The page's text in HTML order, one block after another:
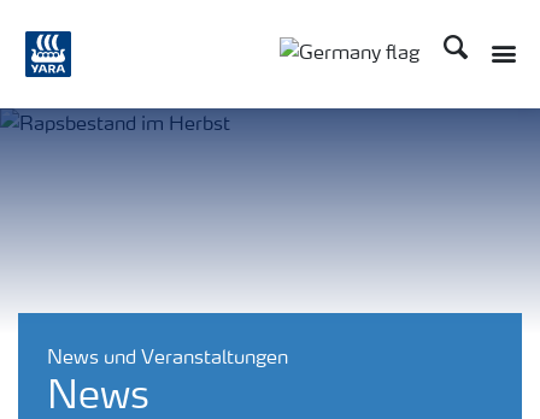
Suchen
News und Veranstaltungen
News